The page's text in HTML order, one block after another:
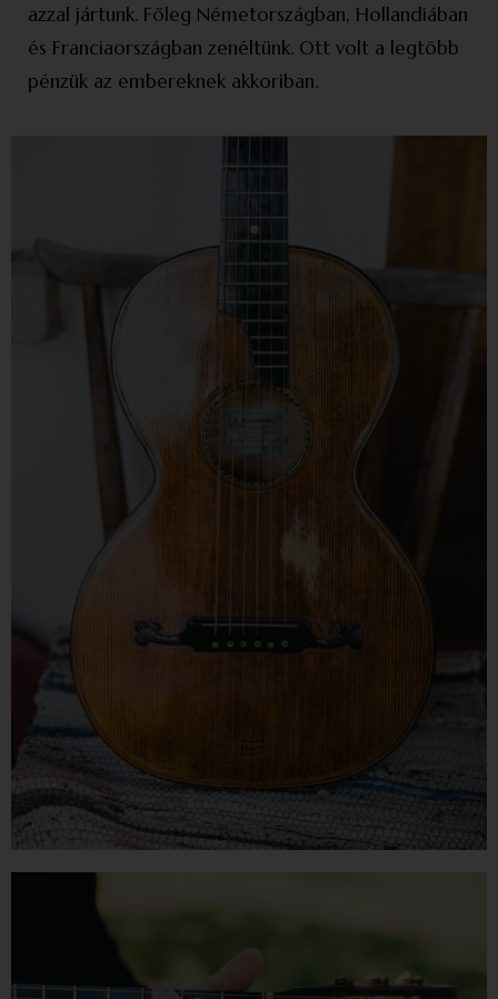
azzal jártunk. Főleg Németországban, Hollandiában
és Francia­országban zenéltünk. Ott volt a legtöbb
pénzük az embereknek akkori­ban.